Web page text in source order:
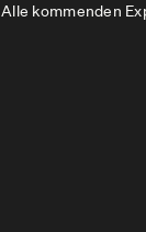
Alle kommenden